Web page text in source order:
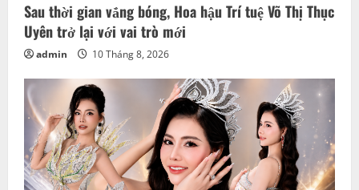
GIẢI TRÍ HOA HẬU THƯƠNG HIỆU
Đương kim Hoa hậu Doanh nhân Việt Nam 2026
nhận nhiệm vụ mới
admin 8 Tháng 8, 2026